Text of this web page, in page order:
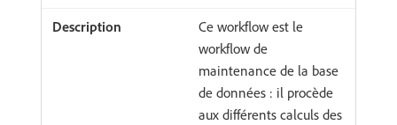
Ce workflow est le
workflow de
maintenance de la base
de données : il procède
aux différents calculs des